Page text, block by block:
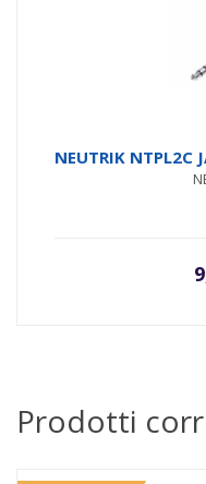
NEUTRIK NTPL2C
Prodotti